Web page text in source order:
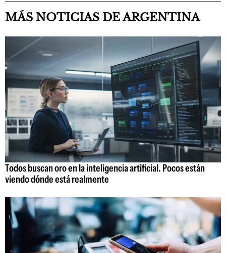
MÁS NOTICIAS DE ARGENTINA
Todos buscan oro en la inteligencia artificial. Pocos están
viendo dónde está realmente